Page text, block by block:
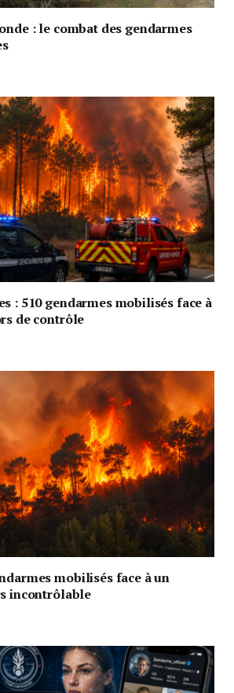
: le combat des gendarmes
: 510 gendarmes mobilisés face à
de contrôle
mobilisés face à un
incontrôlable